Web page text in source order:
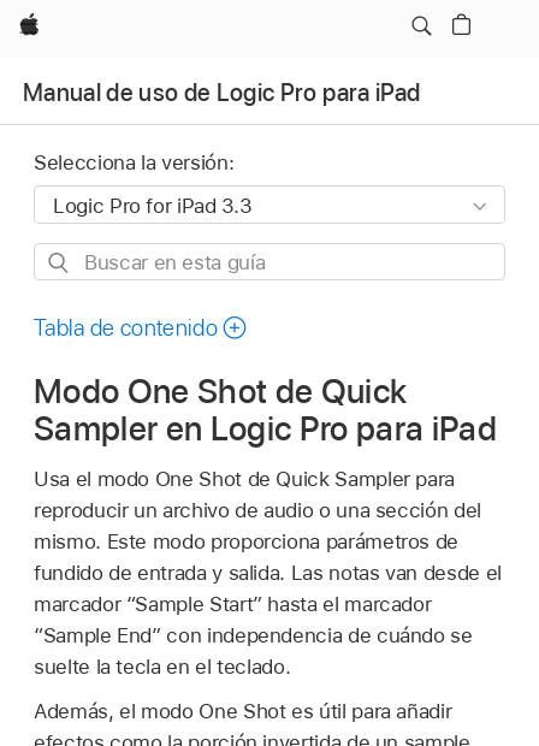
Apple
Manual de uso de Logic Pro para iPad
Selecciona la versión:
Buscar
esta
Tabla de contenido
Modo One Shot de Quick
Sampler en Logic Pro para iPad
Usa el modo One Shot de Quick Sampler para
reproducir un archivo de audio o una sección del
mismo. Este modo proporciona parámetros de
fundido de entrada y salida. Las notas van desde el
marcador “Sample Start” hasta el marcador
“Sample End” con independencia de cuándo se
suelte la tecla en el teclado.
Además, el modo One Shot es útil para añadir